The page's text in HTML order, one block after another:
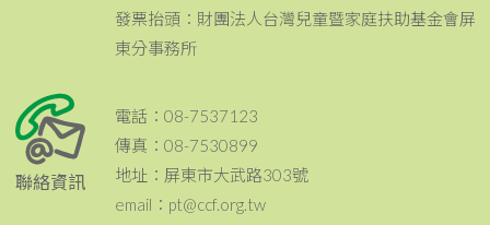
發票抬頭：財團法人台灣兒童暨家庭扶助基金會屏
東分事務所
聯絡資訊
電話：08-7537123
傳真：08-7530899
地址：屏東市大武路303號
email：pt@ccf.org.tw